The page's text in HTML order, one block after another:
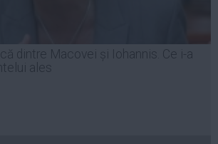
dintre Macovei și Iohannis. Ce i-a
ales